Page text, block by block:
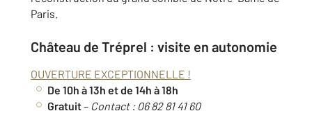
Paris.
Château de Tréprel : visite en autonomie
OUVERTURE EXCEPTIONNELLE !
De 10h à 13h et de 14h à 18h
Gratuit– Contact : 06 82 81 41 60